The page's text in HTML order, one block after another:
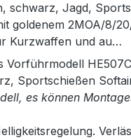
schwarz, Jagd,
goldenem 2MOA/8/
Kurzwaffen und au…
Sportschießen
es können